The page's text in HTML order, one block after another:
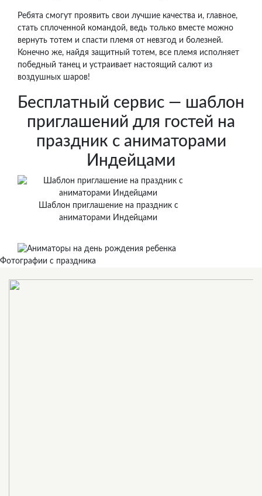
Ребята смогут проявить свои лучшие качества и, главное,
стать сплоченной командой, ведь только вместе можно
вернуть тотем и спасти племя от невзгод и болезней.
Конечно же, найдя защитный тотем, все племя исполняет
победный танец и устраивает настоящий салют из
воздушных шаров!
Бесплатный сервис — шаблон
приглашений для гостей на
праздник с аниматорами
Индейцами
Шаблон приглашение на праздник с
аниматорами Индейцами
Фотографии с праздника